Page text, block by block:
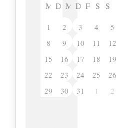
M D M D F S S
1 2 3 4 5
8
9 10 11 12
15
16 17 18 19
22
23 24 25 26
29
30 31 1 2